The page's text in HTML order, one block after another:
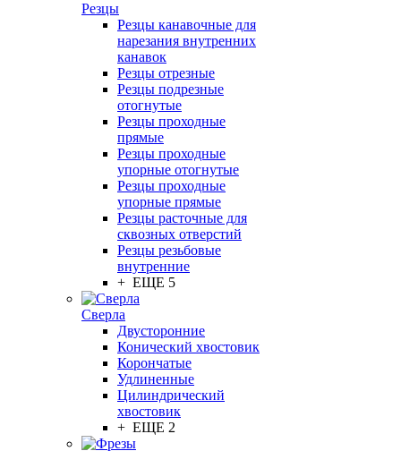
Резцы
Резцы канавочные для
нарезания внутренних
канавок
Резцы отрезные
Резцы подрезные
отогнутые
Резцы проходные
прямые
Резцы проходные
упорные отогнутые
Резцы проходные
упорные прямые
Резцы расточные для
сквозных отверстий
Резцы резьбовые
внутренние
+ ЕЩЕ 5
Сверла
Двусторонние
Конический хвостовик
Корончатые
Удлиненные
Цилиндрический
хвостовик
+ ЕЩЕ 2